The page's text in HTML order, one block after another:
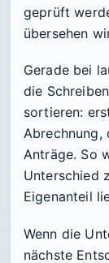
geprüft
übersehen
Gerade bei
die
sortieren:
Abrechnung,
Anträge. So
Unterschied
Eigenanteil
Wenn die
nächste